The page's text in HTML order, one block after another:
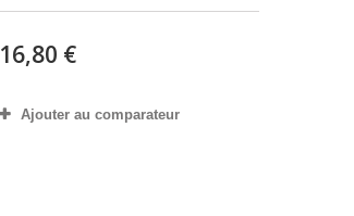
16,80 €
Ajouter au comparateur